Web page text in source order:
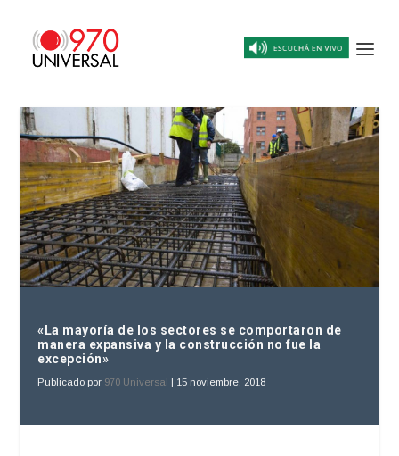
«La mayoría de los sectores se comportaron de
manera expansiva y la construcción no fue la
excepción»
Publicado por 970 Universal | 15 noviembre, 2018